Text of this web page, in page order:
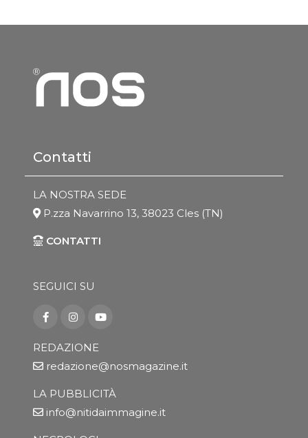
Contatti
LA NOSTRA SEDE
P.zza Navarrino 13, 38023 Cles (TN)
CONTATTI
SEGUICI SU
REDAZIONE
redazione@nosmagazine.it
LA PUBBLICITÀ
info@nitidaimmagine.it